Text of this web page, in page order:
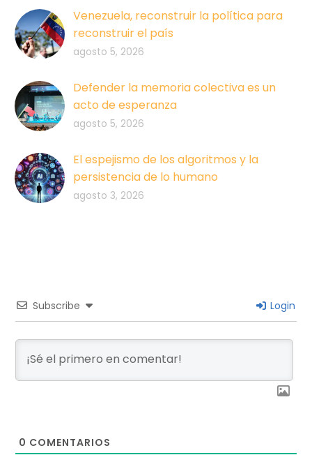
Venezuela, reconstruir la política para
reconstruir el país
agosto 5, 2026
Defender la memoria colectiva es un
acto de esperanza
agosto 5, 2026
El espejismo de los algoritmos y la
persistencia de lo humano
agosto 3, 2026
Subscribe Login
0 COMENTARIOS